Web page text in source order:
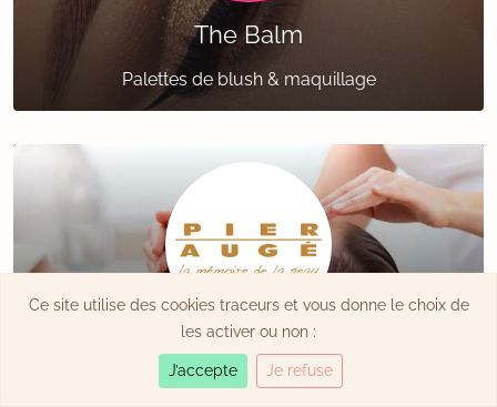
The Balm
Palettes de blush & maquillage
Pier Augé
Ce site utilise des cookies traceurs et vous donne le choix de
les activer ou non :
J’accepte Je refuse